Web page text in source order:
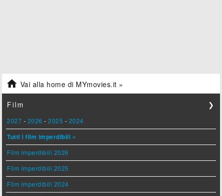
 Vai alla home di MYmovies.it »
Film ❯
2027 - 2026 -2025 - 2024
Tutti i film imperdibili »
Film imperdibili 2026
Film imperdibili 2025
Film imperdibili 2024